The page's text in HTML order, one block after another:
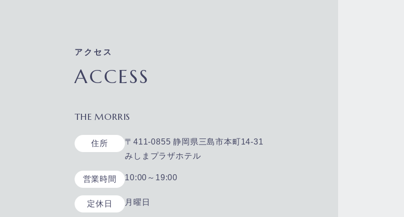
アクセス
ACCESS
THE MORRIS
住所
〒411-0855 静岡県三島市本町14-31
みしまプラザホテル
営業時間 10:00～19:00
定休日 月曜日